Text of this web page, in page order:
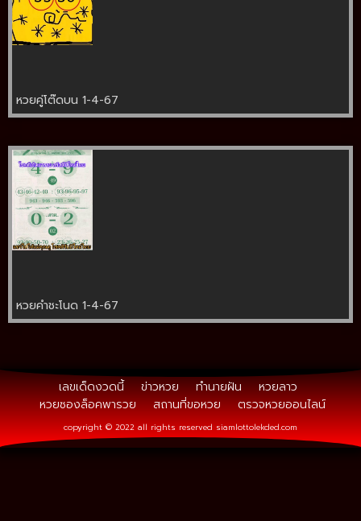
หวยคู่โต๊ดบน 1-4-67
หวยคำชะโนด 1-4-67
เลขเด็ดงวดนี้ ข่าวหวย ทำนายฝัน
หวยลาว
หวยซองล็อคพารวย
สถานที่ขอหวย ตรวจหวยออนไลน์
copyright © 2022 all rights reserved siamlottolekded.com